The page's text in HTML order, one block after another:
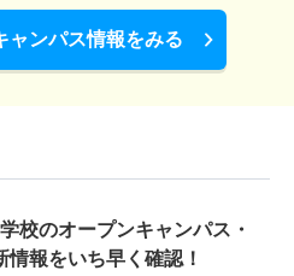
ャンパス情報をみる
校のオープンキャンパス・
情報をいち早く確認！